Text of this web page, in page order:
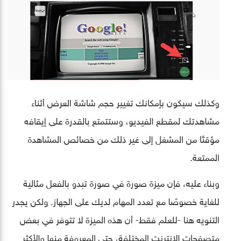
وكذلك سيكون بإمكانك تغيير حجم شاشة العرض أثناء
مشاهدتك لمقطع الفيديو، وستتمتع بالقدرة على إيقافه
مؤقتًا من المشغل إلى غير ذلك من خصائص المشاهدة
الممتعة.
وبناء عليه، فإن ميزة صورة في صورة تبدو بالفعل مثالية
للغاية خصوصًا مع تعدد المهام لديك على الجهاز. ولكن يجدر
التنويه هنا -للعلم فقط- أن هذه الميزة لا تتوفر في بعض
متصفحات الإنترنت المختلفة، حتى المعروفة منها والأكثر